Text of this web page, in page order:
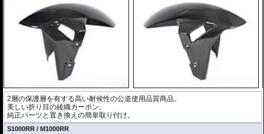
2層の保護層を有する高い耐候性の公道使用品質商品。
美しい折り目の綾織カーボン。
純正パーツと置き換えの簡単取り付け。
S1000RR / M1000RR